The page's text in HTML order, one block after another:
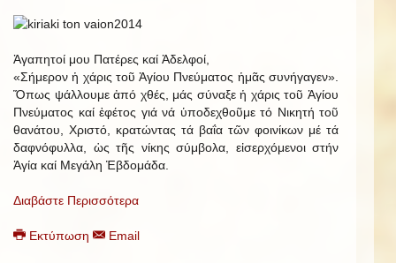
Ἀγαπητοί μου Πατέρες καί Ἀδελφοί,
«Σήμερον ἡ χάρις τοῦ Ἁγίου Πνεύματος ἡμᾶς συνήγαγεν».
Ὅπως ψάλλουμε ἀπό χθές, μάς σύναξε ἡ χάρις τοῦ Ἁγίου
Πνεύματος καί ἐφέτος γιά νά ὑποδεχθοῦμε τό Νικητή τοῦ
θανάτου, Χριστό, κρατώντας τά βαΐα τῶν φοινίκων μέ τά
δαφνόφυλλα, ὡς τῆς νίκης σύμβολα, εἰσερχόμενοι στήν
Ἁγία καί Μεγάλη Ἑβδομάδα.
Διαβάστε Περισσότερα
Εκτύπωση Email